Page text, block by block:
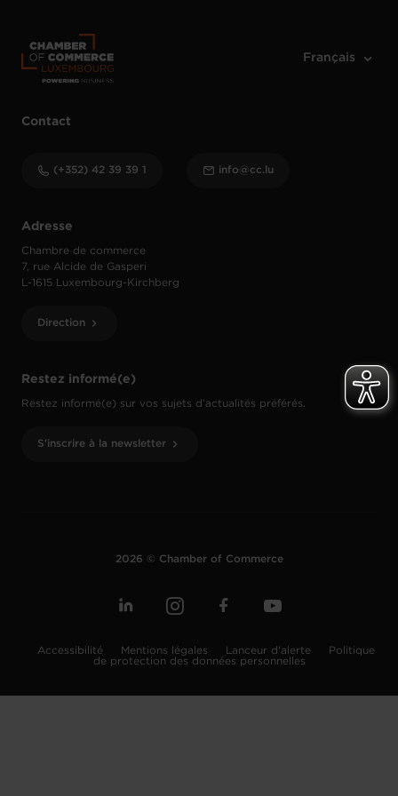
Restez informé(e)
Restez informé(e) sur vos sujets d’actualités préférés.
S'inscrire à la newsletter
Adresse
Chambre de commerce
7, rue Alcide de Gasperi
L-1615 Luxembourg-Kirchberg
Direction
Contact
(+352) 42 39 39 1 info@cc.lu
2026 © Chamber of Commerce
Accessibilité Mentions légales Lanceur d'alerte
Politique
de protection des données personnelles